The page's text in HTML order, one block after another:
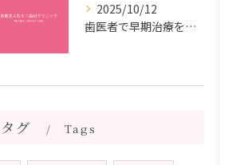
2025/10/12
歯医者で早期治療を受けるメリットと虫歯悪化を防ぐ最短ステップ
タグ Tags